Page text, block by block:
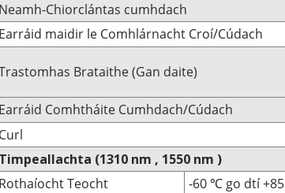
Neamh-Chiorclántas cumhdach
Earráid maidir le Comhlárnacht Croí/Cúdach
Brataithe (Gan daite)
Earráid Comhtháite Cumhdach/Cúdach
Curl
Timpeallachta (1310 nm , 1550 nm )
Rothaíocht Teocht
-60 ℃ go dtí +85